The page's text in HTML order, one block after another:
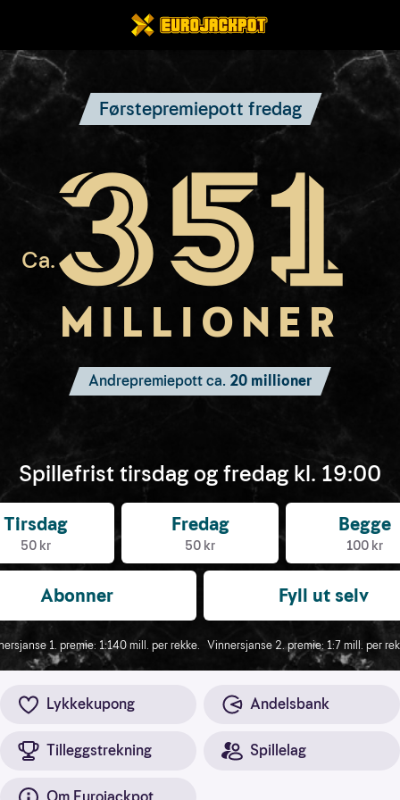
Førstepremiepott fredag
Ca.351
MILLIONER
Andrepremiepott ca. 20 millioner
Spillefrist tirsdag og fredag kl. 19:00
Tirsdag
50 kr
Fredag
50 kr
Begge
100 kr
Abonner Fyll ut selv
1. premie: 1:140 mill. per rekke. Vinnersjanse 2. premie: 1:7 mill. per
Lykkekupong Andelsbank
Tilleggstrekning Spillelag